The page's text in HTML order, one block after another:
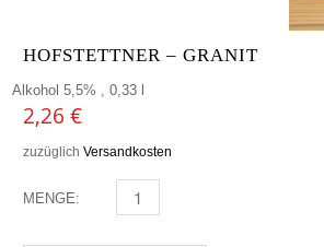
HOFSTETTNER – GRANIT
Alkohol 5,5% , 0,33 l
2,26 €
zuzüglich Versandkosten
MENGE: HOFSTETTNER - GRANIT MENGE